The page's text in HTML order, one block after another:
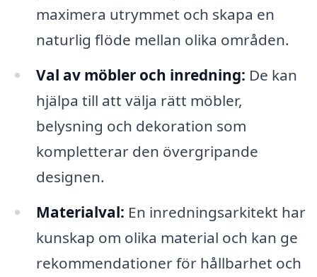
maximera utrymmet och skapa en
naturlig flöde mellan olika områden.
Val av möbler och inredning: De kan
hjälpa till att välja rätt möbler,
belysning och dekoration som
kompletterar den övergripande
designen.
Materialval: En inredningsarkitekt har
kunskap om olika material och kan ge
rekommendationer för hållbarhet och